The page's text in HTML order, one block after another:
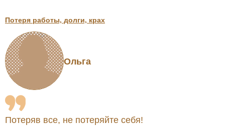
Потеря работы, долги, крах
Ольга
Потеряв все, не потеряйте себя!